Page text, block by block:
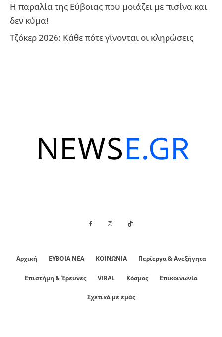
Η παραλία της Εύβοιας που μοιάζει με πισίνα και
δεν κύμα!
Τζόκερ 2026: Κάθε πότε γίνονται οι κληρώσεις
Αρχική ΕΥΒΟΙΑ ΝΕΑ ΚΟΙΝΩΝΙΑ Περίεργα & Ανεξήγητα
Επιστήμη & Έρευνες VIRAL Κόσμος Επικοινωνία
Σχετικά με εμάς